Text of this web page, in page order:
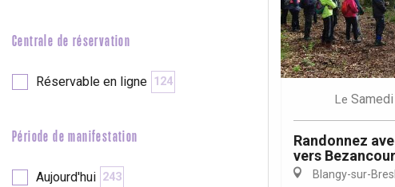
Seine
Duclair
Forges-les-Eaux
Neufchâtel-en-Bray
Centrale de réservation
Réservable en ligne 124
Période de manifestation
Aujourd'hui 243
Le Samedi
Randonnez
vers
Blangy-sur-